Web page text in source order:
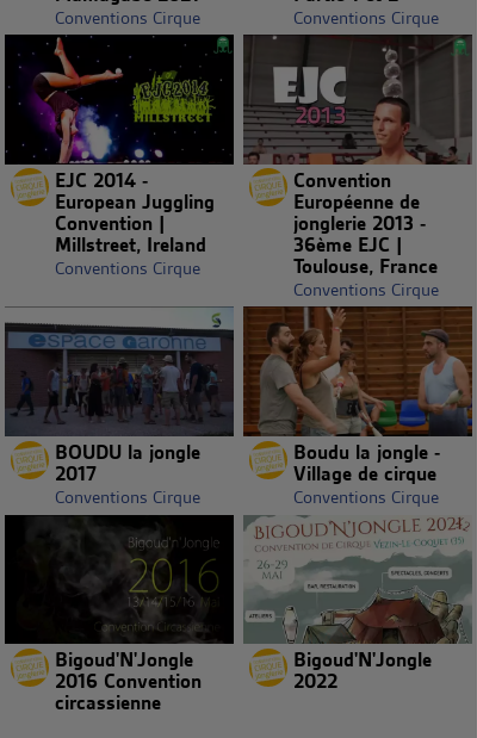
Conventions Cirque Conventions Cirque
EJC 2014 -
European Juggling
Convention |
Millstreet, Ireland
Conventions Cirque
Convention
Européenne de
jonglerie 2013 -
36ème EJC |
Toulouse, France
Conventions Cirque
BOUDU la jongle
2017
Conventions Cirque
Boudu la jongle -
Village de cirque
Conventions Cirque
Bigoud'N'Jongle
2016 Convention
circassienne
Bigoud'N'Jongle
2022